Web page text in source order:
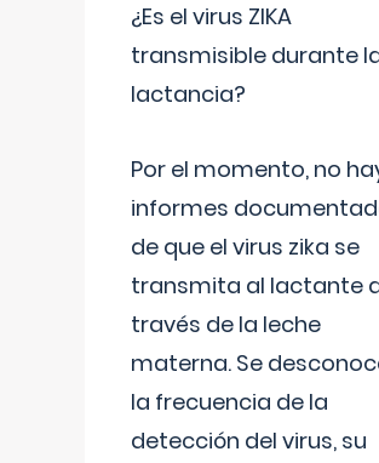
¿Es el virus ZIKA
transmisible durante
lactancia?
Por el momento, no
informes
de que el virus zika se
transmita al lactante
través de la leche
materna. Se
la frecuencia de la
detección del virus, su